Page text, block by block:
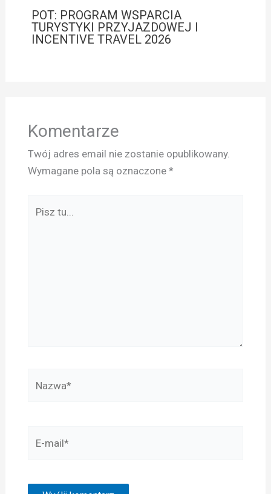
POT: PROGRAM WSPARCIA
TURYSTYKI PRZYJAZDOWEJ I
INCENTIVE TRAVEL 2026
Komentarze
Twój adres email nie zostanie opublikowany.
Wymagane pola są oznaczone *
tu...